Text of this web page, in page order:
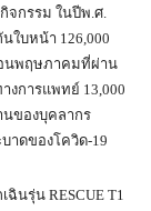
จกรรม ในปีพ.ศ.
ใบหน้า 126,000
อนพฤษภาคมที่ผ่าน
งการแพทย์ 13,000
นของบุคลากร
าดของโควิด-19
นรุ่น RESCUE T1